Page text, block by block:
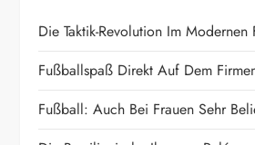
n
a
Die Taktik-Revolution Im Modernen
Fußballspaß Direkt Auf Dem
Fußball: Auch Bei Frauen Sehr